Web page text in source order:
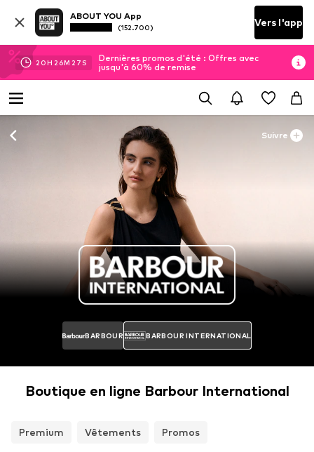
ABOUT YOU App
(152.700) Vers l'app
20H 26M 26 S
Dernières promos d'été : Offres avec
jusqu'à 60% de remise
Suivre
BARBOUR BARBOUR INTERNATIONAL
Boutique en ligne Barbour International
Premium Vêtements Promos